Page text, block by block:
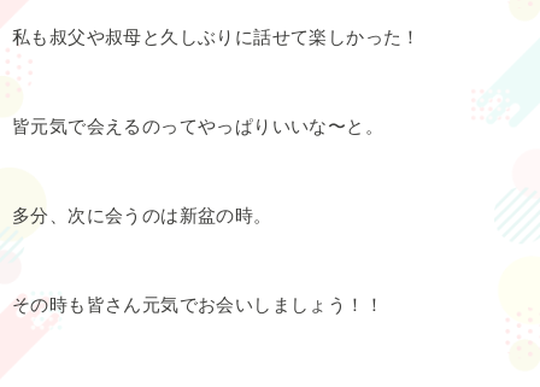
私も叔父や叔母と久しぶりに話せて楽しかった！
皆元気で会えるのってやっぱりいいな〜と。
多分、次に会うのは新盆の時。
その時も皆さん元気でお会いしましょう！！